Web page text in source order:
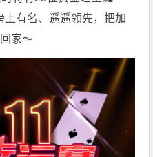
有名、遥遥领先，把加
家～